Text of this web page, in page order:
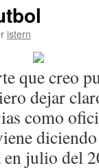
istern
que creo
dejar
como
julio del